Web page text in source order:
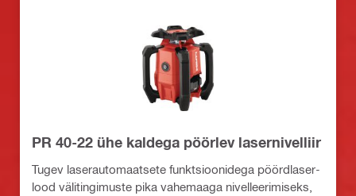
PR 40-22 ühe kaldega pöörlev lasernivelliir
Tugev laserautomaatsete funktsioonidega pöördlaser-
lood välitingimuste pika vahemaaga nivelleerimiseks,